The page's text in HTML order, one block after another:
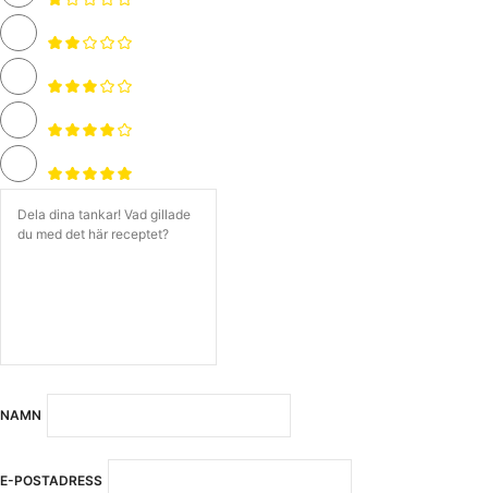
NAMN
E-POSTADRESS